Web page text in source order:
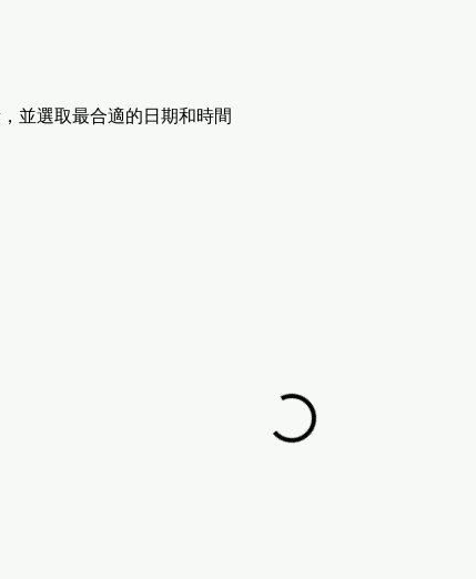
並選取最合適的日期和時間